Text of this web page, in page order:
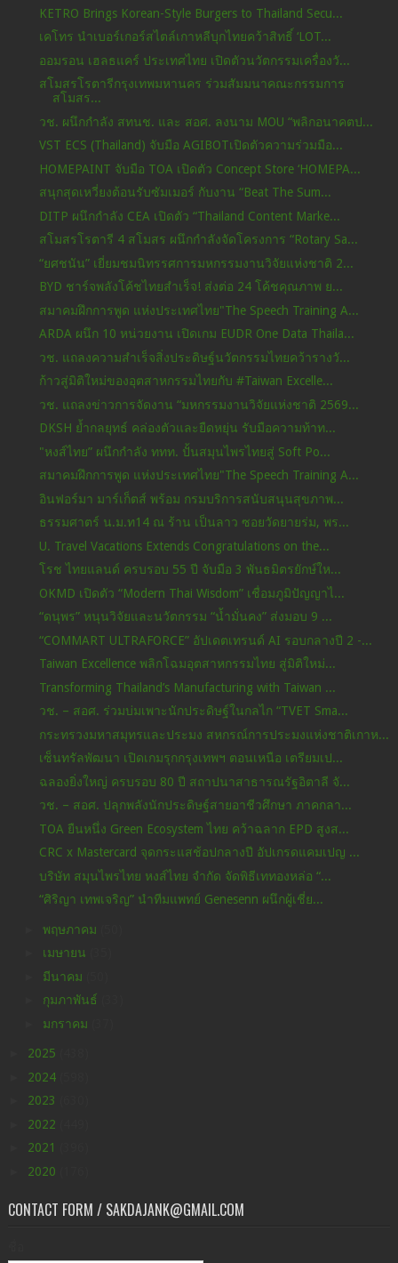
KETRO Brings Korean-Style Burgers to Thailand Secu...
เคโทร นำเบอร์เกอร์สไตล์เกาหลีบุกไทยคว้าสิทธิ์ ‘LOT...
ออมรอน เฮลธแคร์ ประเทศไทย เปิดตัวนวัตกรรมเครื่องวั...
สโมสรโรตารีกรุงเทพมหานคร ร่วมสัมมนาคณะกรรมการ
สโมสร...
วช. ผนึกกำลัง สทนช. และ สอศ. ลงนาม MOU “พลิกอนาคตป...
VST ECS (Thailand) จับมือ AGIBOTเปิดตัวความร่วมมือ...
HOMEPAINT จับมือ TOA เปิดตัว Concept Store ‘HOMEPA...
สนุกสุดเหวี่ยงต้อนรับซัมเมอร์ กับงาน “Beat The Sum...
DITP ผนึกกำลัง CEA เปิดตัว “Thailand Content Marke...
สโมสรโรตารี 4 สโมสร ผนึกกำลังจัดโครงการ “Rotary Sa...
“ยศชนัน” เยี่ยมชมนิทรรศการมหกรรมงานวิจัยแห่งชาติ 2...
BYD ชาร์จพลังโค้ชไทยสำเร็จ! ส่งต่อ 24 โค้ชคุณภาพ ย...
สมาคมฝึกการพูด แห่งประเทศไทย"The Speech Training A...
ARDA ผนึก 10 หน่วยงาน เปิดเกม EUDR One Data Thaila...
วช. แถลงความสำเร็จสิ่งประดิษฐ์นวัตกรรมไทยคว้ารางวั...
ก้าวสู่มิติใหม่ของอุตสาหกรรมไทยกับ #Taiwan Excelle...
วช. แถลงข่าวการจัดงาน “มหกรรมงานวิจัยแห่งชาติ 2569...
DKSH ย้ำกลยุทธ์ คล่องตัวและยืดหยุ่น รับมือความท้าท...
"หงส์ไทย” ผนึกกำลัง ททท. ปั้นสมุนไพรไทยสู่ Soft Po...
สมาคมฝึกการพูด แห่งประเทศไทย"The Speech Training A...
อินฟอร์มา มาร์เก็ตส์ พร้อม กรมบริการสนับสนุนสุขภาพ...
ธรรมศาตร์ น.ม.ท14 ณ ร้าน เป็นลาว ซอยวัดยายร่ม, พร...
U. Travel Vacations Extends Congratulations on the...
โรช ไทยแลนด์ ครบรอบ 55 ปี จับมือ 3 พันธมิตรยักษ์ให...
OKMD เปิดตัว “Modern Thai Wisdom” เชื่อมภูมิปัญญาไ...
“ดนุพร” หนุนวิจัยและนวัตกรรม “น้ำมั่นคง” ส่งมอบ 9 ...
“COMMART ULTRAFORCE” อัปเดตเทรนด์ AI รอบกลางปี 2 -...
Taiwan Excellence พลิกโฉมอุตสาหกรรมไทย สู่มิติใหม่...
Transforming Thailand’s Manufacturing with Taiwan ...
วช. – สอศ. ร่วมบ่มเพาะนักประดิษฐ์ในกลไก “TVET Sma...
กระทรวงมหาสมุทรและประมง สหกรณ์การประมงแห่งชาติเกาห...
เซ็นทรัลพัฒนา เปิดเกมรุกกรุงเทพฯ ตอนเหนือ เตรียมเป...
ฉลองยิ่งใหญ่ ครบรอบ 80 ปี สถาปนาสาธารณรัฐอิตาลี จั...
วช. – สอศ. ปลุกพลังนักประดิษฐ์สายอาชีวศึกษา ภาคกลา...
TOA ยืนหนึ่ง Green Ecosystem ไทย คว้าฉลาก EPD สูงส...
CRC x Mastercard จุดกระแสช้อปกลางปี อัปเกรดแคมเปญ ...
บริษัท สมุนไพรไทย หงส์ไทย จำกัด จัดพิธีเททองหล่อ “...
“ศิริญา เทพเจริญ” นำทีมแพทย์ Genesenn ผนึกผู้เชี่ย...
พฤษภาคม
เมษายน
มีนาคม
กุมภาพันธ์
มกราคม
2025
2024
2023
2022
2021
2020
CONTACT FORM / SAKDAJANK@GMAIL.COM